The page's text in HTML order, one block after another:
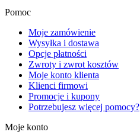
Pomoc
Moje zamówienie
Wysyłka i dostawa
Opcje płatności
Zwroty i zwrot kosztów
Moje konto klienta
Klienci firmowi
Promocje i kupony
Potrzebujesz więcej pomocy?
Moje konto